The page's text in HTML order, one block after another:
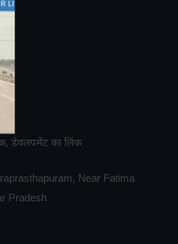
डेवलपमेंट का लिंक
Near Fatima
Pradesh